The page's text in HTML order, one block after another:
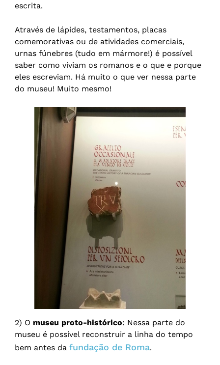
escrita.
Através de lápides, testamentos, placas
comemorativas ou de atividades comerciais,
urnas fúnebres (tudo em mármore!) é possível
saber como viviam os romanos e o que e porque
eles escreviam. Há muito o que ver nessa parte
do museu! Muito mesmo!
2) O museu proto-histórico: Nessa parte do
museu é possível reconstruir a linha do tempo
bem antes da fundação de Roma.